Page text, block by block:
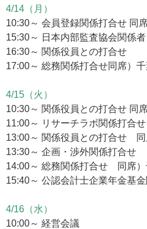
4/14（月）
10:30～ 会員登録関係打合せ 同
15:30～ 日本内部監査協会関係
16:30～ 関係役員との打合せ
17:00～ 総務関係打合せ同席）
4/15（火）
10:30～ 関係役員との打合せ 同
11:00～ リサーチラボ関係打合
13:00～ 関係役員との打合せ
13:30～ 企画・渉外関係打合せ
14:00～ 総務関係打合せ 同席）
15:40～ 公認会計士企業年金基
4/16（水）
10:00～ 経営会議